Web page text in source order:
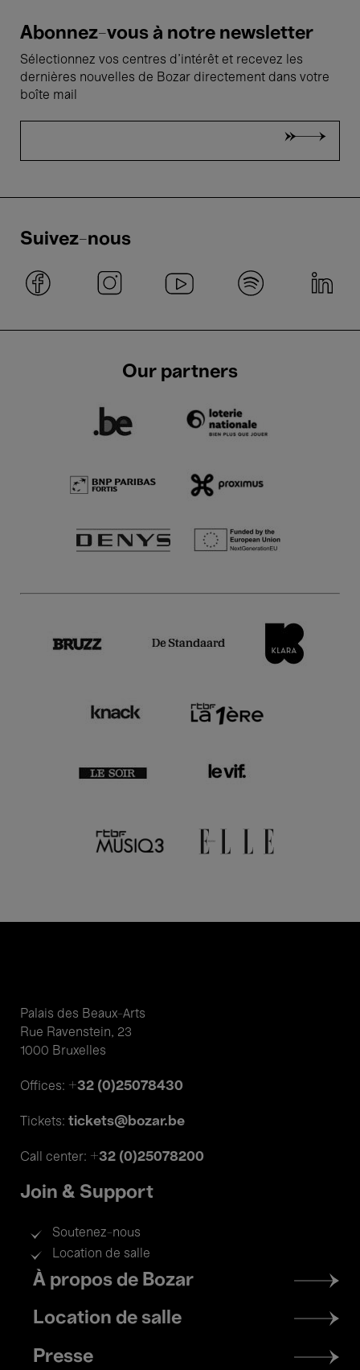
Abonnez-vous à notre newsletter
Sélectionnez vos centres d'intérêt et recevez les
dernières nouvelles de Bozar directement dans votre
boîte mail
Suivez-nous
Our partners
Palais des Beaux-Arts
Rue Ravenstein, 23
1000 Bruxelles
Offices: +32 (0)25078430
Tickets: tickets@bozar.be
Call center: +32 (0)25078200
Join & Support
Soutenez-nous
Location de salle
Footer
menu
À propos de Bozar
Location de salle
Presse